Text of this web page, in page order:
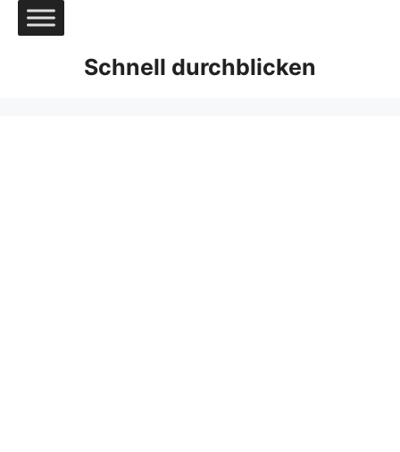
Zum
Inhalt
Schnell durchblicken